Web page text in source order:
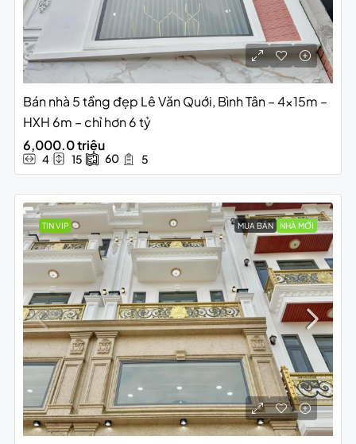
Bán nhà 5 tầng đẹp Lê Văn Quới, Bình Tân – 4x15m –
HXH 6m – chỉ hơn 6 tỷ
6,000.0 triệu
4 15 60 5
TIN VIP MUA BÁN NHÀ MỚI